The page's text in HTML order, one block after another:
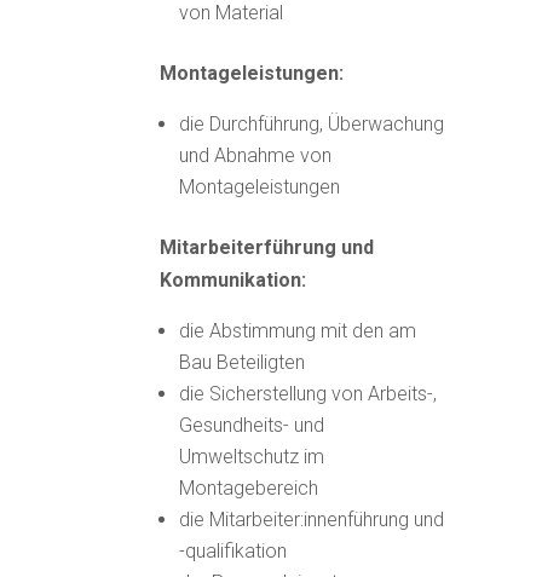
von Material
Montageleistungen:
die Durchführung, Überwachung
und Abnahme von
Montageleistungen
Mitarbeiterführung und
Kommunikation:
die Abstimmung mit den am
Bau Beteiligten
die Sicherstellung von Arbeits-,
Gesundheits- und
Umweltschutz im
Montagebereich
die Mitarbeiter:innenführung und
-qualifikation